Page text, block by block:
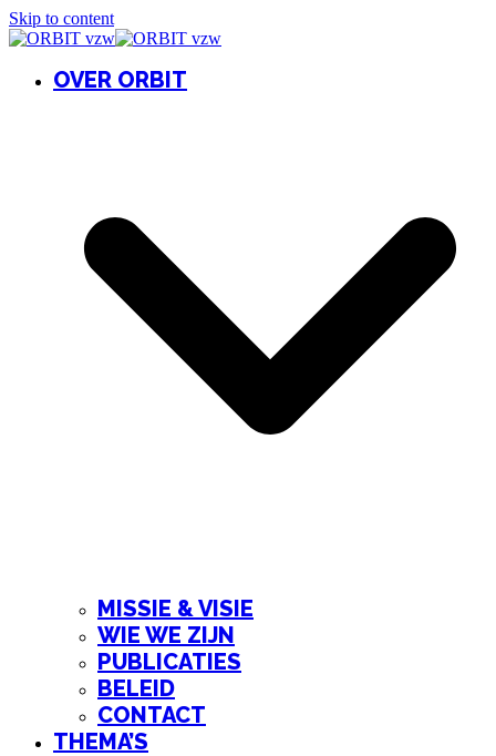
Skip to content
OVER ORBIT
MISSIE & VISIE
WIE WE ZIJN
PUBLICATIES
BELEID
CONTACT
THEMA’S